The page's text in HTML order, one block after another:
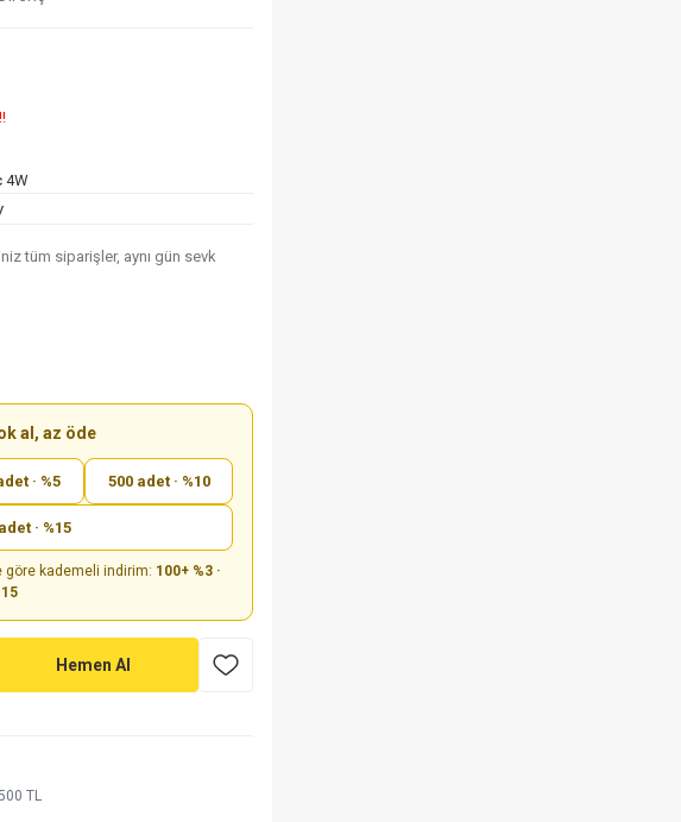
4W
tüm siparişler, aynı gün sevk
al, az öde
· %5 500 adet · %10
· %15
göre kademeli indirim: 100+ %3 ·
Hemen Al
TL